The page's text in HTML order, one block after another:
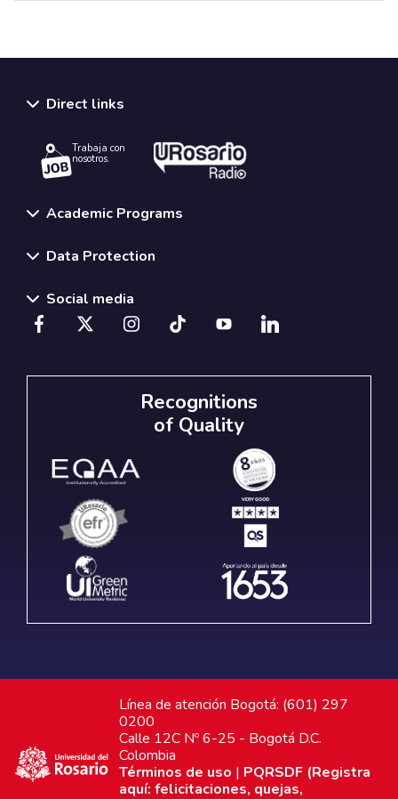
Direct links
Trabaja con
nosotros.
Academic Programs
Data Protection
Social media
Recognitions
of Quality
Línea de atención Bogotá: (601) 297
0200
Calle 12C Nº 6-25 - Bogotá D.C.
Colombia
Términos de uso | PQRSDF (Registra
aquí: felicitaciones, quejas,